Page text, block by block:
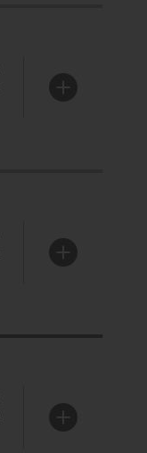
ENTER
ENTER
ENTER